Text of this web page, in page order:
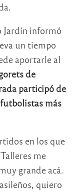
Jardín informó
un tiempo
aportarle al
de
participó de
más
en los que
me
grande acá.
quiero